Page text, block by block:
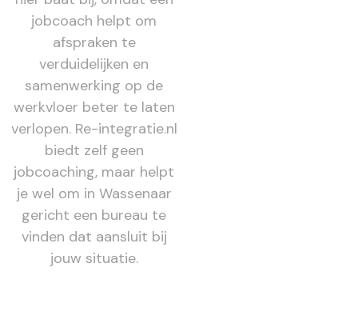
jobcoach helpt om
afspraken te
verduidelijken en
samenwerking op de
werkvloer beter te laten
verlopen. Re-integratie.nl
biedt zelf geen
jobcoaching, maar helpt
je wel om in Wassenaar
gericht een bureau te
vinden dat aansluit bij
jouw situatie.